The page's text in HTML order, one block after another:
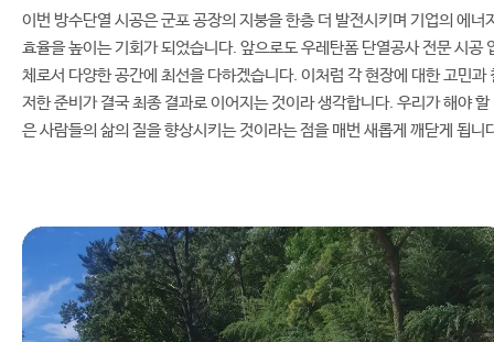
이번 방수단열 시공은 군포 공장의 지붕을 한층 더 발전시키며 기업의 에너
효율을 높이는 기회가 되었습니다. 앞으로도 우레탄폼 단열공사 전문 시공
체로서 다양한 공간에 최선을 다하겠습니다. 이처럼 각 현장에 대한 고민과
저한 준비가 결국 최종 결과로 이어지는 것이라 생각합니다. 우리가 해야 할
은 사람들의 삶의 질을 향상시키는 것이라는 점을 매번 새롭게 깨닫게 됩니